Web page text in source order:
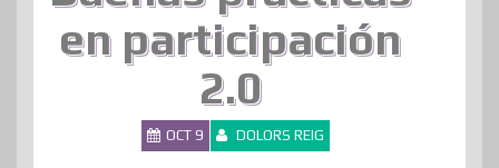
en participación
2.0
OCT 9 DOLORS REIG